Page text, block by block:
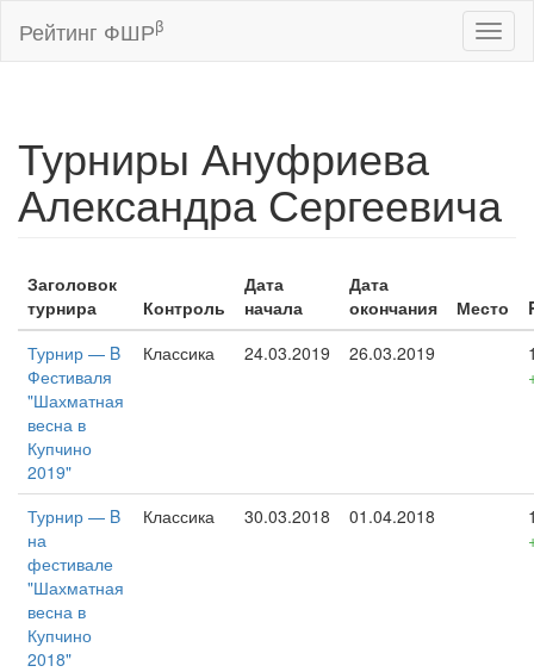
Рейтинг ФШРβ
Турниры Ануфриева
Александра Сергеевича
Заголовок
турнира
Контроль
Дата
начала
Дата
окончания
Место
Турнир — B
Фестиваля
"Шахматная
весна в
Купчино
2019"
Классика 24.03.2019 26.03.2019
Турнир — B
на
фестивале
"Шахматная
весна в
Купчино
2018"
Классика 30.03.2018 01.04.2018